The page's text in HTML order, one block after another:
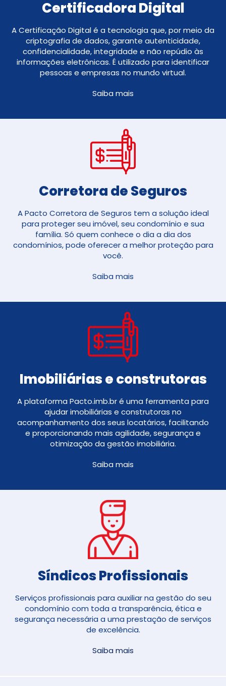
Certificadora Digital
A Certificação Digital é a tecnologia que, por meio da
criptografia de dados, garante autenticidade,
confidencialidade, integridade e não repúdio às
informações eletrônicas. É utilizado para identificar
pessoas e empresas no mundo virtual.
Saiba mais
Corretora de Seguros​
A Pacto Corretora de Seguros tem a solução ideal
para proteger seu imóvel, seu condomínio e sua
família. Só quem conhece o dia a dia dos
condomínios, pode oferecer a melhor proteção para
você.
Saiba mais
Imobiliárias e construtoras
A plataforma Pacto.imb.br é uma ferramenta para
ajudar imobiliárias e construtoras no
acompanhamento dos seus locatários, facilitando
e proporcionando mais agilidade, segurança e
otimização da gestão imobiliária.
Saiba mais
Síndicos Profissionais
Serviços profissionais para auxiliar na gestão do seu
condomínio com toda a transparência, ética e
segurança necessária a uma prestação de serviços
de excelência.
Saiba mais